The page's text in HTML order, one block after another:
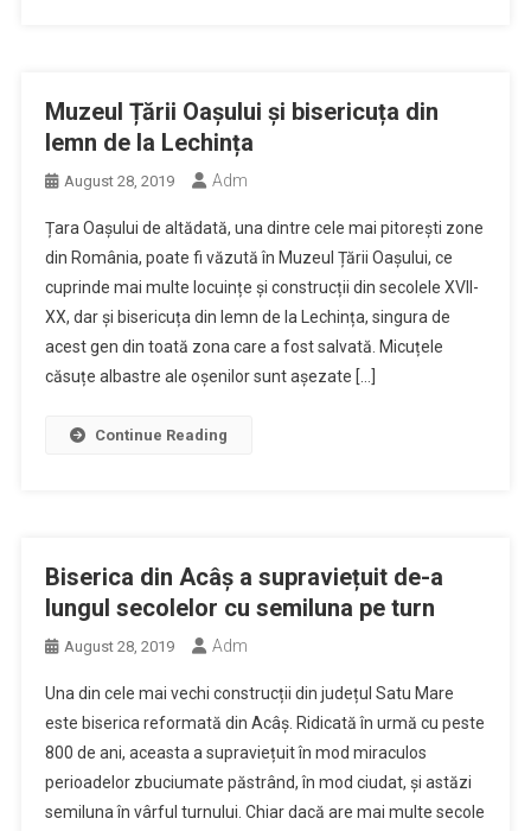
Muzeul Țării Oașului și bisericuța din
lemn de la Lechința
August 28, 2019 Adm
Țara Oașului de altădată, una dintre cele mai pitorești zone
din România, poate fi văzută în Muzeul Țării Oașului, ce
cuprinde mai multe locuințe și construcții din secolele XVII-
XX, dar și bisericuța din lemn de la Lechința, singura de
acest gen din toată zona care a fost salvată. Micuțele
căsuțe albastre ale oșenilor sunt așezate […]
Continue Reading
Biserica din Acâș a supraviețuit de-a
lungul secolelor cu semiluna pe turn
August 28, 2019 Adm
Una din cele mai vechi construcții din județul Satu Mare
este biserica reformată din Acâș. Ridicată în urmă cu peste
800 de ani, aceasta a supraviețuit în mod miraculos
perioadelor zbuciumate păstrând, în mod ciudat, și astăzi
semiluna în vârful turnului. Chiar dacă are mai multe secole